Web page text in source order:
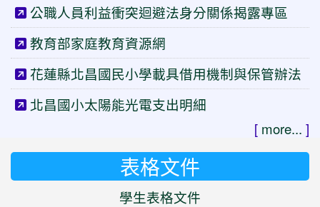
公職人員利益衝突迴避法身分關係揭露專區
教育部家庭教育資源網
花蓮縣北昌國民小學載具借用機制與保管辦法
北昌國小太陽能光電支出明細
[ more... ]
表格文件
學生表格文件